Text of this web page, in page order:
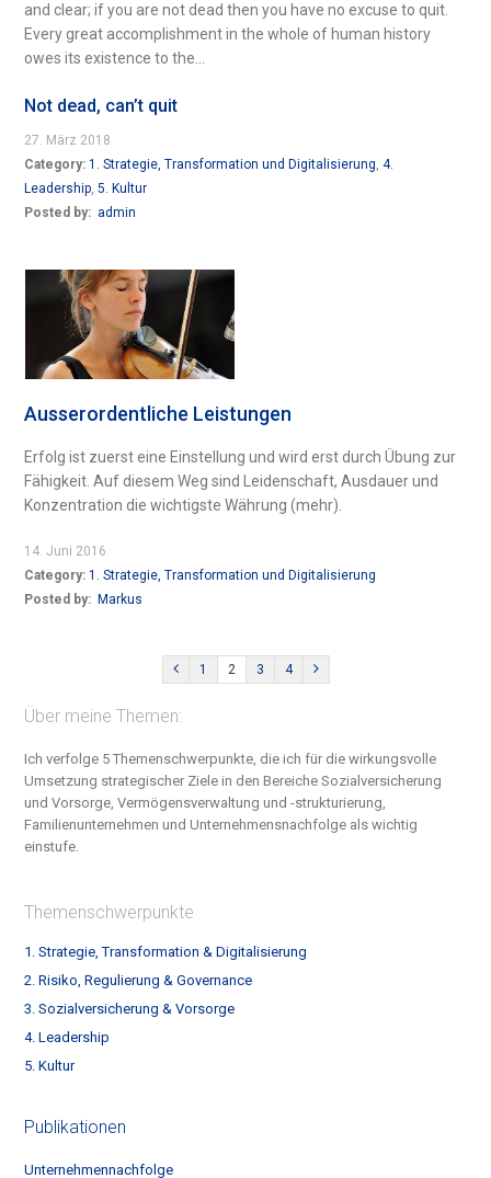
and clear; if you are not dead then you have no excuse to quit.
Every great accomplishment in the whole of human history
owes its existence to the...
Not dead, can’t quit
27. März 2018
Category:1. Strategie, Transformation und Digitalisierung,4.
Leadership,5. Kultur
Posted by: admin
Ausserordentliche Leistungen
Erfolg ist zuerst eine Einstellung und wird erst durch Übung zur
Fähigkeit. Auf diesem Weg sind Leidenschaft, Ausdauer und
Konzentration die wichtigste Währung (mehr).
14. Juni 2016
Category:1. Strategie, Transformation und Digitalisierung
Posted by: Markus
1 2 3 4
Über meine Themen:
Ich verfolge 5 Themenschwerpunkte, die ich für die wirkungsvolle
Umsetzung strategischer Ziele in den Bereiche Sozialversicherung
und Vorsorge, Vermögensverwaltung und -strukturierung,
Familienunternehmen und Unternehmensnachfolge als wichtig
einstufe.
Themenschwerpunkte
1. Strategie, Transformation & Digitalisierung
2. Risiko, Regulierung & Governance
3. Sozialversicherung & Vorsorge
4. Leadership
5. Kultur
Publikationen
Unternehmennachfolge